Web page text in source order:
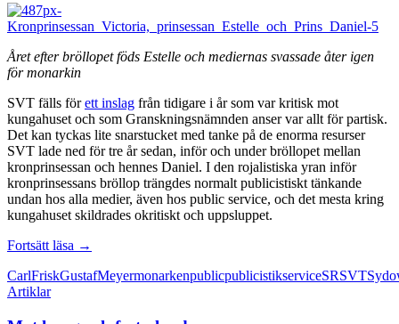
Året efter bröllopet föds Estelle och mediernas svassade åter igen
för monarkin
SVT fälls förett inslag från tidigare i år som var kritisk mot
kungahuset och som Granskningsnämnden anser var allt för partisk.
Det kan tyckas lite snarstucket med tanke på de enorma resurser
SVT lade ned för tre år sedan, inför och under bröllopet mellan
kronprinsessan och hennes Daniel. I den rojalistiska yran inför
kronprinsessans bröllop trängdes normalt publicistiskt tänkande
undan hos alla medier, även hos public service, och det mesta kring
kungahuset skildrades okritiskt och uppsluppet.
Fortsätt läsa Dubbla
måttstockar
→
CarlFriskGustafMeyermonarkenpublicpublicistikserviceSRSVT
Artiklar